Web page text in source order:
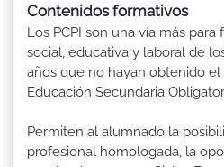
Contenidos formativos
Los PCPI son una vía más
social, educativa y laboral de
años que no hayan obtenido
Educación Secundaria
Permiten al alumnado la
profesional homologada, la